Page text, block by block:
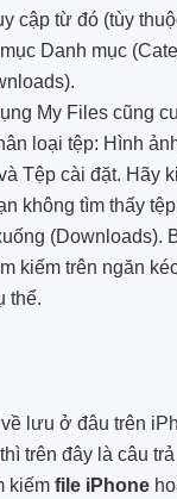
cập từ đó (tùy
Danh mục
My Files cũng
loại tệp: Hình
Tệp cài đặt. Hãy
không tìm thấy
(Downloads).
kiếm trên ngăn
thể.
lưu ở đâu trên
trên đây là câu
kiếm file iPhone